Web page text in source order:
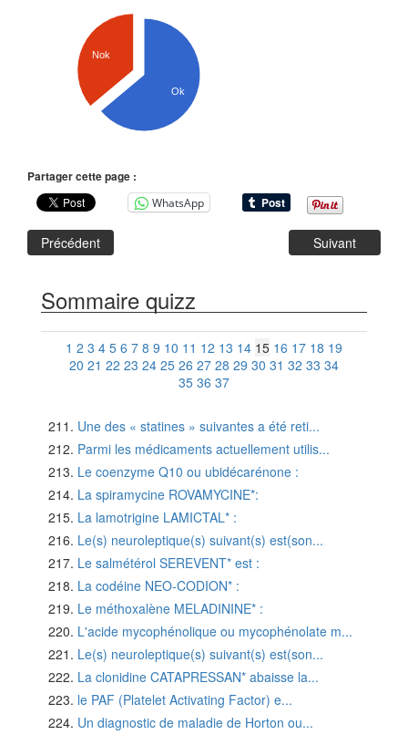
Nok
Ok
Partager cette page :
WhatsApp
Précédent Suivant
Sommaire quizz
1 2 3 4 5 6 7 8 9 10 11 12 13 14 15 16 17 18 19
20 21 22 23 24 25 26 27 28 29 30 31 32 33 34
35 36 37
Une des « statines » suivantes a été reti...
Parmi les médicaments actuellement utilis...
Le coenzyme Q10 ou ubidécarénone :
La spiramycine ROVAMYCINE*:
La lamotrigine LAMICTAL* :
Le(s) neuroleptique(s) suivant(s) est(son...
Le salmétérol SEREVENT* est :
La codéine NEO-CODION* :
Le méthoxalène MELADININE* :
L'acide mycophénolique ou mycophénolate m...
Le(s) neuroleptique(s) suivant(s) est(son...
La clonidine CATAPRESSAN* abaisse la...
le PAF (Platelet Activating Factor) e...
Un diagnostic de maladie de Horton ou...